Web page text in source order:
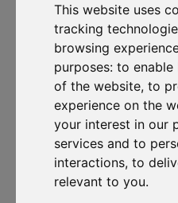
This website uses
tracking
browsing
purposes: to enable
of the website, to
experience on the
your interest in our
services and to
interactions, to
relevant to you.
prospectiedoeleinden.
Abonneer je op
Oplossingen
Carbon Cockpit
Academie
Bronnen
Case
Blog
Webinars
Media